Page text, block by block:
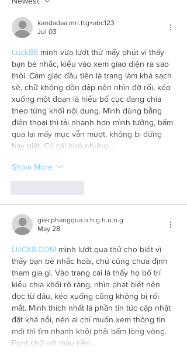
kandadaa.mri.ttg+abc123
Jul 03
Luck88 mình vừa lướt thử mấy phút vì thấy
bạn bè nhắc, kiểu vào xem giao diện ra sao
thôi. Cảm giác đầu tiên là trang làm khá sạch
sẽ, chữ không dồn dập nên nhìn đỡ rối, kéo
xuống một đoạn là hiểu bố cục đang chia
theo từng khối nội dung. Mình dùng bằng
điện thoại thì tải nhanh hơn mình tưởng, bấm
qua lại mấy mục vẫn mượt, không bị đứng
hay giật. Có cái nhỏ nhưng…
Show More
giecphangqua.n.h.g.h.u.n.g
May 28
LUCK8.COM mình lướt qua thử cho biết vì
thấy bạn bè nhắc hoài, chứ cũng chưa định
tham gia gì. Vào trang cái là thấy họ bố trí
kiểu chia khối rõ ràng, nhìn phát biết nên
đọc từ đâu, kéo xuống cũng không bị rối
mắt. Mình thích nhất là phần tin tức cập nhật
đặt khá nổi, nên ai chỉ muốn xem thông tin
mới thì tìm nhanh khỏi phải bấm lòng vòng.
Font chữ với màu nền…